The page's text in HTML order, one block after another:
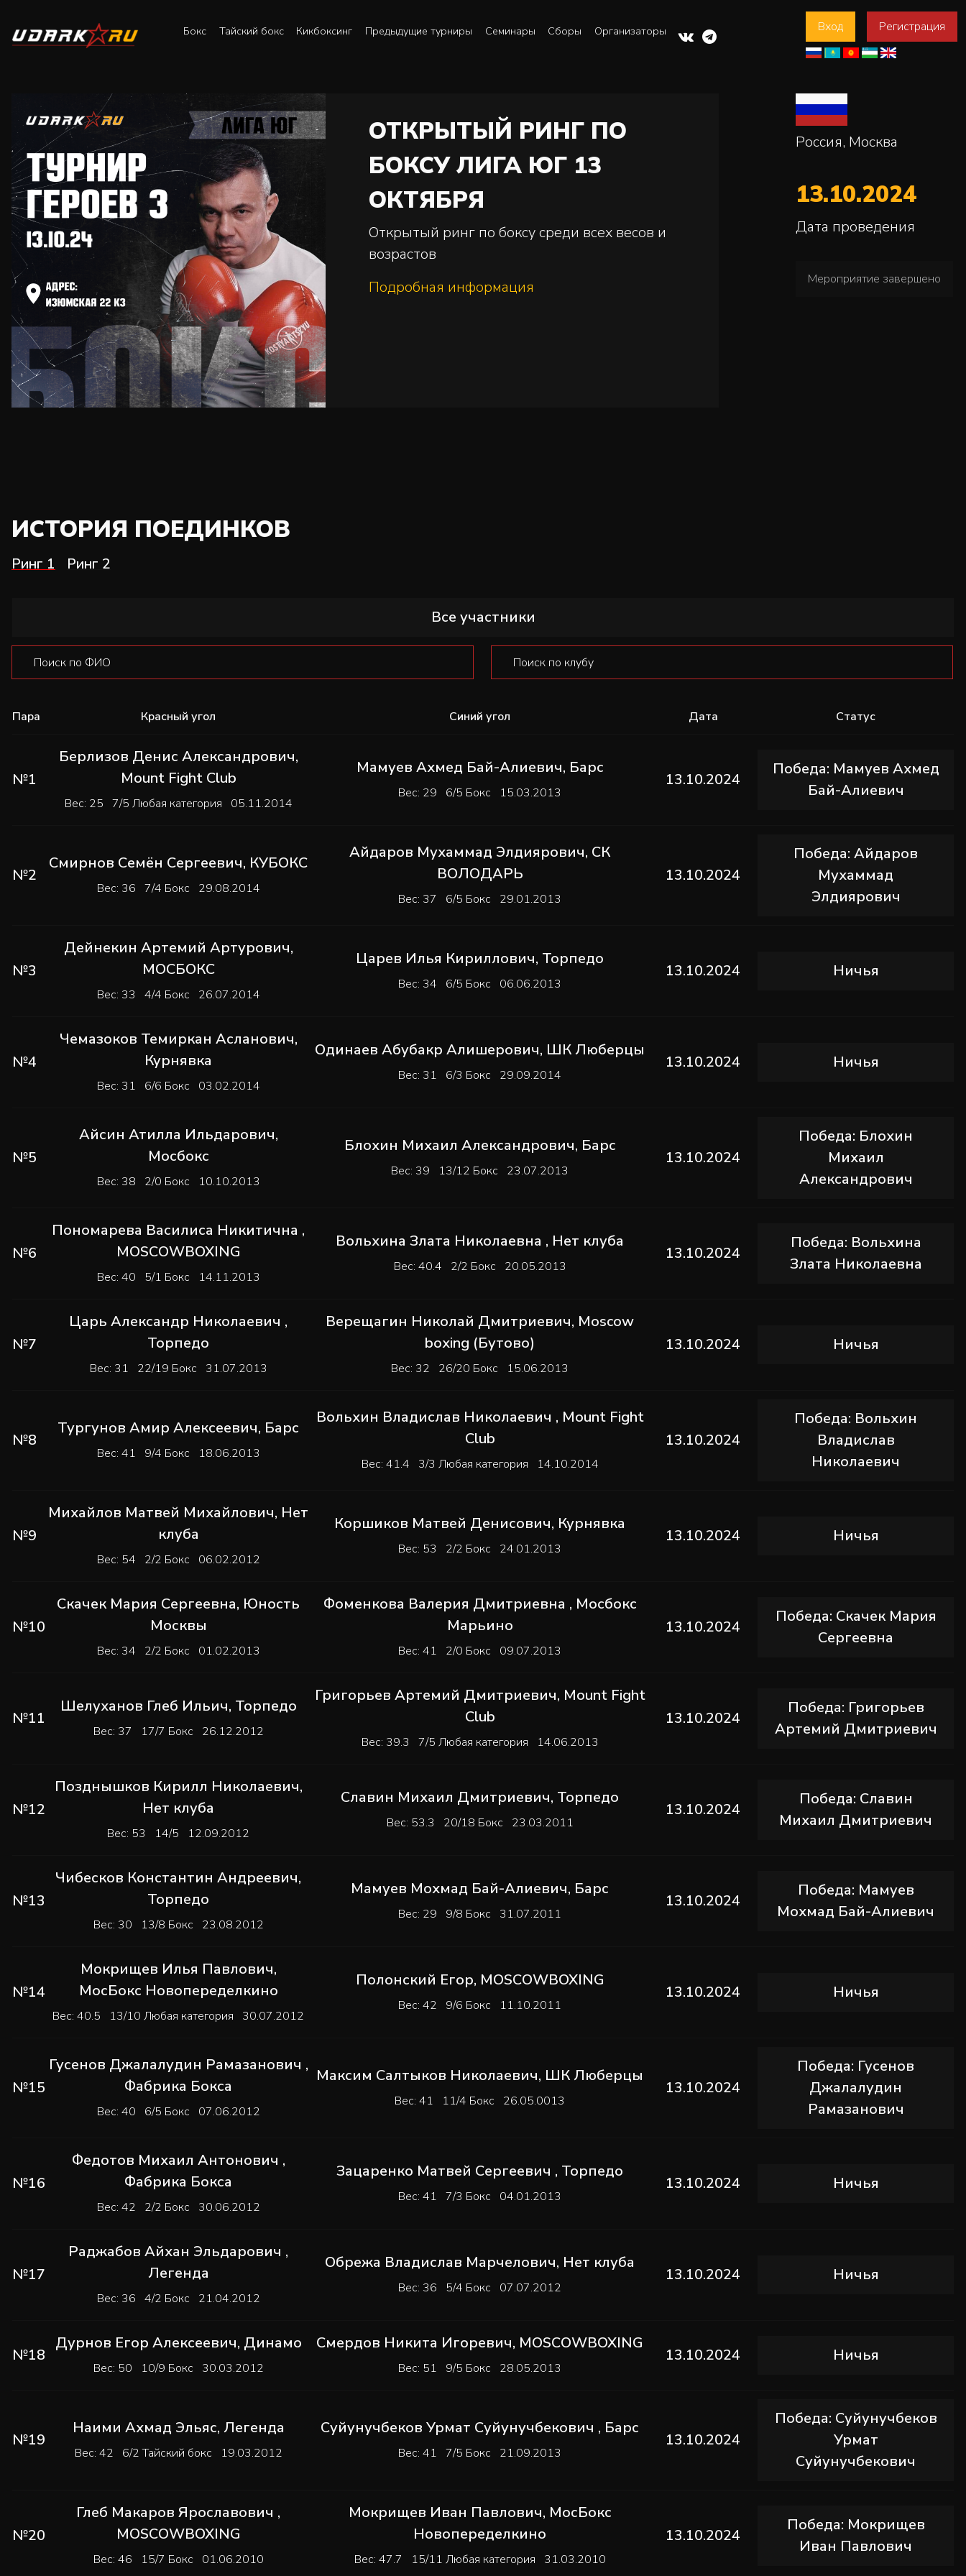
Бокс Тайский бокс Кикбоксинг Предыдущие турниры Семинары Сборы Организаторы Вход Регистрация
ОТКРЫТЫЙ РИНГ ПО
БОКСУ ЛИГА ЮГ 13
ОКТЯБРЯ
Открытый ринг по боксу среди всех весов и
возрастов
Подробная информация
Россия, Москва
13.10.2024
Дата проведения
Мероприятие завершено
ИСТОРИЯ ПОЕДИНКОВ
Ринг 1 Ринг 2
Все участники
Пара Красный угол Синий угол Дата Статус
№1
Берлизов Денис Александрович,
Mount Fight Club
Вес: 25 7/5 Любая категория 05.11.2014
Мамуев Ахмед Бай-Алиевич, Барс
Вес: 29 6/5 Бокс 15.03.2013
13.10.2024
Победа: Мамуев Ахмед
Бай-Алиевич
№2
Смирнов Семён Сергеевич, КУБОКС
Вес: 36 7/4 Бокс 29.08.2014
Айдаров Мухаммад Элдиярович, СК
ВОЛОДАРЬ
Вес: 37 6/5 Бокс 29.01.2013
13.10.2024
Победа: Айдаров
Мухаммад
Элдиярович
№3
Дейнекин Артемий Артурович,
МОСБОКС
Вес: 33 4/4 Бокс 26.07.2014
Царев Илья Кириллович, Торпедо
Вес: 34 6/5 Бокс 06.06.2013
13.10.2024 Ничья
№4
Чемазоков Темиркан Асланович,
Курнявка
Вес: 31 6/6 Бокс 03.02.2014
Одинаев Абубакр Алишерович, ШК Люберцы
Вес: 31 6/3 Бокс 29.09.2014
13.10.2024 Ничья
№5
Айсин Атилла Ильдарович,
Мосбокс
Вес: 38 2/0 Бокс 10.10.2013
Блохин Михаил Александрович, Барс
Вес: 39 13/12 Бокс 23.07.2013
13.10.2024
Победа: Блохин
Михаил
Александрович
№6
Пономарева Василиса Никитична ,
MOSCOWBOXING
Вес: 40 5/1 Бокс 14.11.2013
Вольхина Злата Николаевна , Нет клуба
Вес: 40.4 2/2 Бокс 20.05.2013
13.10.2024
Победа: Вольхина
Злата Николаевна
№7
Царь Александр Николаевич ,
Торпедо
Вес: 31 22/19 Бокс 31.07.2013
Верещагин Николай Дмитриевич, Moscow
boxing (Бутово)
Вес: 32 26/20 Бокс 15.06.2013
13.10.2024 Ничья
№8
Тургунов Амир Алексеевич, Барс
Вес: 41 9/4 Бокс 18.06.2013
Вольхин Владислав Николаевич , Mount Fight
Club
Вес: 41.4 3/3 Любая категория 14.10.2014
13.10.2024
Победа: Вольхин
Владислав
Николаевич
№9
Михайлов Матвей Михайлович, Нет
клуба
Вес: 54 2/2 Бокс 06.02.2012
Коршиков Матвей Денисович, Курнявка
Вес: 53 2/2 Бокс 24.01.2013
13.10.2024 Ничья
№10
Скачек Мария Сергеевна, Юность
Москвы
Вес: 34 2/2 Бокс 01.02.2013
Фоменкова Валерия Дмитриевна , Мосбокс
Марьино
Вес: 41 2/0 Бокс 09.07.2013
13.10.2024
Победа: Скачек Мария
Сергеевна
№11
Шелуханов Глеб Ильич, Торпедо
Вес: 37 17/7 Бокс 26.12.2012
Григорьев Артемий Дмитриевич, Mount Fight
Club
Вес: 39.3 7/5 Любая категория 14.06.2013
13.10.2024
Победа: Григорьев
Артемий Дмитриевич
№12
Позднышков Кирилл Николаевич,
Нет клуба
Вес: 53 14/5 12.09.2012
Славин Михаил Дмитриевич, Торпедо
Вес: 53.3 20/18 Бокс 23.03.2011
13.10.2024
Победа: Славин
Михаил Дмитриевич
№13
Чибесков Константин Андреевич,
Торпедо
Вес: 30 13/8 Бокс 23.08.2012
Мамуев Мохмад Бай-Алиевич, Барс
Вес: 29 9/8 Бокс 31.07.2011
13.10.2024
Победа: Мамуев
Мохмад Бай-Алиевич
№14
Мокрищев Илья Павлович,
МосБокс Новопеределкино
Вес: 40.5 13/10 Любая категория 30.07.2012
Полонский Егор, MOSCOWBOXING
Вес: 42 9/6 Бокс 11.10.2011
13.10.2024 Ничья
№15
Гусенов Джалалудин Рамазанович ,
Фабрика Бокса
Вес: 40 6/5 Бокс 07.06.2012
Максим Салтыков Николаевич, ШК Люберцы
Вес: 41 11/4 Бокс 26.05.0013
13.10.2024
Победа: Гусенов
Джалалудин
Рамазанович
№16
Федотов Михаил Антонович ,
Фабрика Бокса
Вес: 42 2/2 Бокс 30.06.2012
Зацаренко Матвей Сергеевич , Торпедо
Вес: 41 7/3 Бокс 04.01.2013
13.10.2024 Ничья
№17
Раджабов Айхан Эльдарович ,
Легенда
Вес: 36 4/2 Бокс 21.04.2012
Обрежа Владислав Марчелович, Нет клуба
Вес: 36 5/4 Бокс 07.07.2012
13.10.2024 Ничья
№18
Дурнов Егор Алексеевич, Динамо
Вес: 50 10/9 Бокс 30.03.2012
Смердов Никита Игоревич, MOSCOWBOXING
Вес: 51 9/5 Бокс 28.05.2013
13.10.2024 Ничья
№19
Наими Ахмад Эльяс, Легенда
Вес: 42 6/2 Тайский бокс 19.03.2012
Суйунучбеков Урмат Суйунучбекович , Барс
Вес: 41 7/5 Бокс 21.09.2013
13.10.2024
Победа: Суйунучбеков
Урмат
Суйунучбекович
№20
Глеб Макаров Ярославович ,
MOSCOWBOXING
Вес: 46 15/7 Бокс 01.06.2010
Мокрищев Иван Павлович, МосБокс
Новопеределкино
Вес: 47.7 15/11 Любая категория 31.03.2010
13.10.2024
Победа: Мокрищев
Иван Павлович